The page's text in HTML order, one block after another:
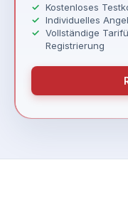
Kostenloses
Individuelles
Vollständige
Registrierung